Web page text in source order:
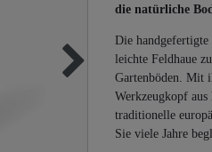
die natürliche
Die handgefertigte
leichte Feldhaue
Gartenböden. Mit
Werkzeugkopf
traditionelle
Sie viele Jahre